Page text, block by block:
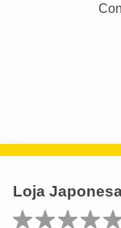
Loja